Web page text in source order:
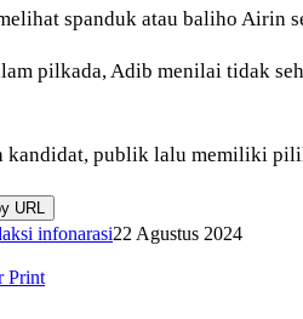
spanduk atau baliho Airin
pilkada, Adib menilai tidak
kandidat, publik lalu memiliki
URL
infonarasi22 Agustus 2024
Print